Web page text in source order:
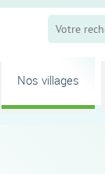
Nos villages